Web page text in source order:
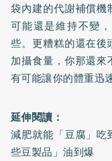
袋內建的代謝補償
可能還是維持不變
些。更糟糕的還在
加攝食量，你那還
有可能讓你的體重迅
延伸閱讀：
減肥就能「豆腐」
些豆製品」油到爆